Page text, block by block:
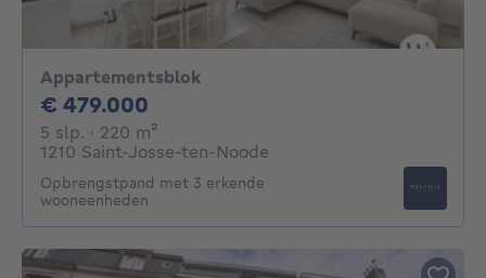
Appartementsblok
€ 479.000
5 slp. 5 slaapkamers
· 220 m²
1210 Saint-Josse-ten-Noode
Opbrengstpand met 3 erkende
wooneenheden